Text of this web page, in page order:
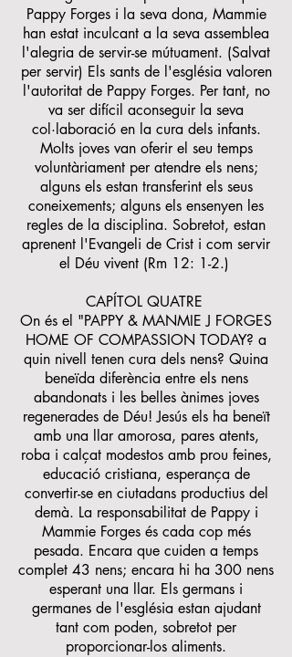
Pappy Forges i la seva dona, Mammie
han estat inculcant a la seva assemblea
l'alegria de servir-se mútuament. (Salvat
per servir) Els sants de l'església valoren
l'autoritat de Pappy Forges. Per tant, no
va ser difícil aconseguir la seva
col·laboració en la cura dels infants.
Molts joves van oferir el seu temps
voluntàriament per atendre els nens;
alguns els estan transferint els seus
coneixements; alguns els ensenyen les
regles de la disciplina. Sobretot, estan
aprenent l'Evangeli de Crist i com servir
el Déu vivent (Rm 12: 1-2.)
CAPÍTOL QUATRE
On és el "PAPPY & MANMIE J FORGES
HOME OF COMPASSION TODAY? a
quin nivell tenen cura dels nens? Quina
beneïda diferència entre els nens
abandonats i les belles ànimes joves
regenerades de Déu! Jesús els ha beneït
amb una llar amorosa, pares atents,
roba i calçat modestos amb prou feines,
educació cristiana, esperança de
convertir-se en ciutadans productius del
demà. La responsabilitat de Pappy i
Mammie Forges és cada cop més
pesada. Encara que cuiden a temps
complet 43 nens; encara hi ha 300 nens
esperant una llar. Els germans i
germanes de l'església estan ajudant
tant com poden, sobretot per
proporcionar-los aliments.